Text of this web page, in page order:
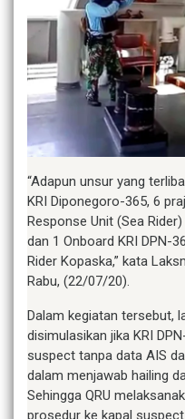
“Adapun unsur yang
KRI Diponegoro-365, 6
Response Unit (Sea
dan 1 Onboard KRI DPN-
Rider Kopaska,” kata
Rabu, (22/07/20).
Dalam kegiatan tersebut,
disimulasikan jika KRI
suspect tanpa data AIS
dalam menjawab hailing
Sehingga QRU
prosedur ke kapal